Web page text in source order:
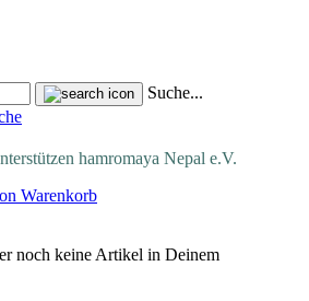
Suche...
hamromaya Nepal e.V.
Warenkorb
noch keine Artikel in Deinem